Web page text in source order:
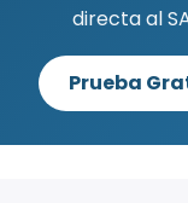
directa al
Prueba